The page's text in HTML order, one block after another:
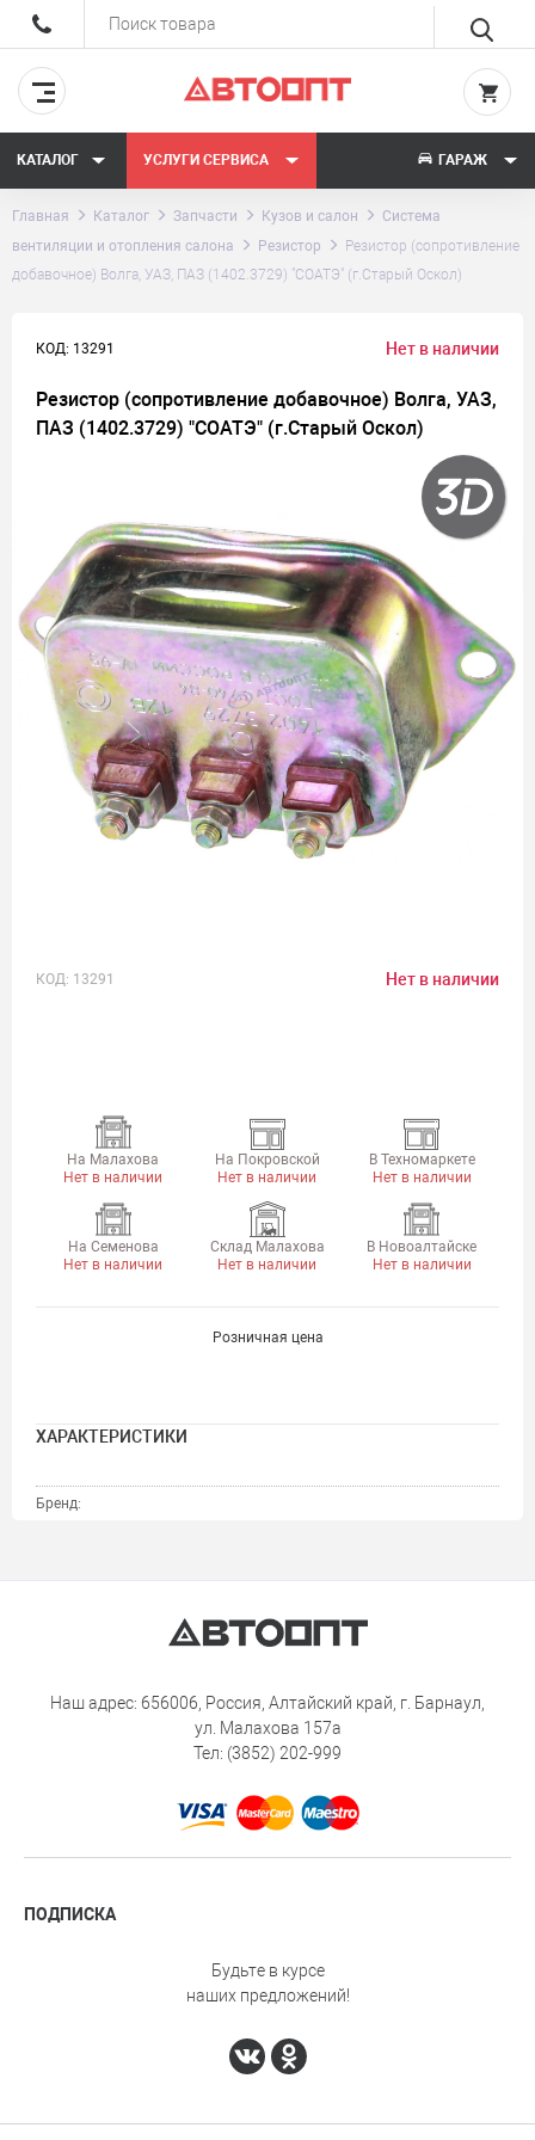
КАТАЛОГ УСЛУГИ СЕРВИСА ГАРАЖ
Главная Каталог Запчасти Кузов и салон
Система
вентиляции и отопления салона
Резистор
Резистор (сопротивление
добавочное) Волга, УАЗ, ПАЗ (1402.3729) "СОАТЭ" (г.Старый Оскол)
КОД: 13291 Нет в наличии
Резистор (сопротивление добавочное) Волга, УАЗ,
ПАЗ (1402.3729) "СОАТЭ" (г.Старый Оскол)
КОД: 13291 Нет в наличии
На Малахова
Нет в наличии
На Покровской
Нет в наличии
В Техномаркете
Нет в наличии
На Семенова
Нет в наличии
Склад Малахова
Нет в наличии
В Новоалтайске
Нет в наличии
Розничная цена
ХАРАКТЕРИСТИКИ
Бренд:
Наш адрес: 656006, Россия, Алтайский край, г. Барнаул,
ул. Малахова 157а
Тел: (3852) 202-999
ПОДПИСКА
Будьте в курсе
наших предложений!